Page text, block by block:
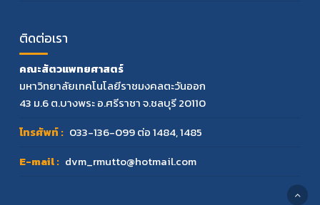
ติดต่อเรา
คณะสัตวแพทยศาสตร์
มหาวิทยาลัยเทคโนโลยีราชมงคลตะวันออก
43 ม.6 ต.บางพระ อ.ศรีราชา จ.ชลบุรี 20110
โทรศัพท์ : 033-136-099ต่อ 1484, 1485
E-mail : dvm_rmutto@hotmail.com